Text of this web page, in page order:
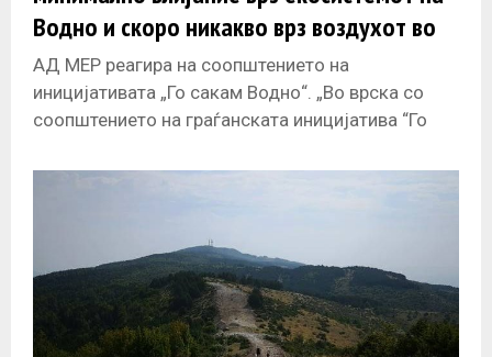
Водно и скоро никакво врз воздухот во
Скопје
АД МЕР реагира на соопштението на
иницијативата „Го сакам Водно“. „Во врска со
соопштението на граѓанската иницијатива “Го
изградбата